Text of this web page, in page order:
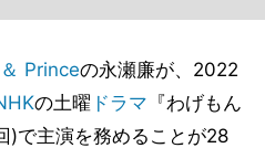
Princeの永瀬廉が、2022
の土曜 ドラマ 『わげもん
)で主演を務めることが28